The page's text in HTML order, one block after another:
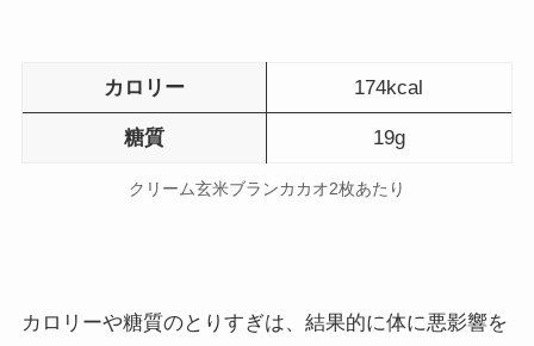
カロリー 174kcal
糖質 19g
クリーム玄米ブランカカオ2枚あたり
カロリーや糖質のとりすぎは、結果的に体に悪影響を